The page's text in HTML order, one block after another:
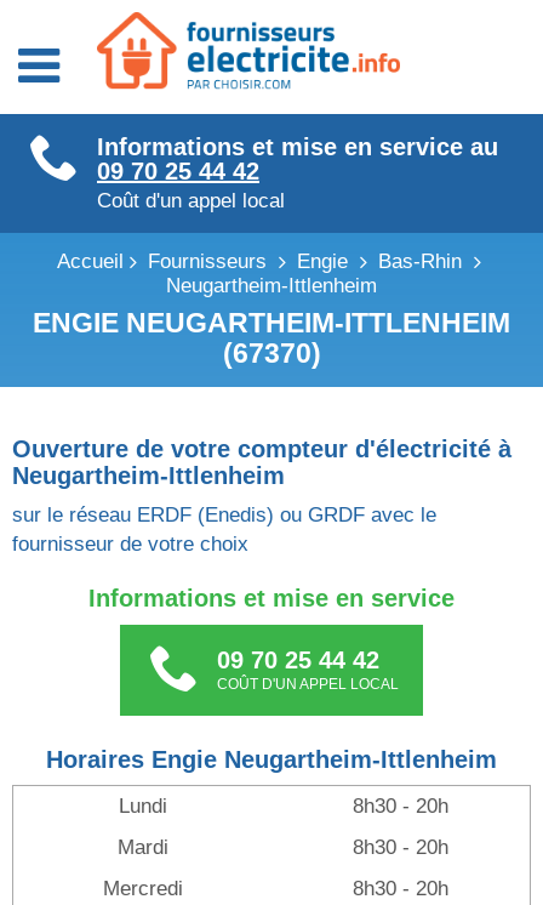
Fournisseurs énergie
Fournisseurs électricité
Fournisseurs gaz
Informations et mise en service au
09 70 25 44 42
Coût d'un appel local
Accueil Fournisseurs Engie
Bas-Rhin
Neugartheim-Ittlenheim
ENGIE NEUGARTHEIM-ITTLENHEIM
(67370)
Ouverture de votre compteur d'électricité à
Neugartheim-Ittlenheim
sur le réseau ERDF (Enedis) ou GRDF avec le
fournisseur de votre choix
Informations et mise en service
09 70 25 44 42
COÛT D'UN APPEL LOCAL
Horaires Engie Neugartheim-Ittlenheim
Lundi
8h30 - 20h
Mardi
8h30 - 20h
Mercredi
8h30 - 20h